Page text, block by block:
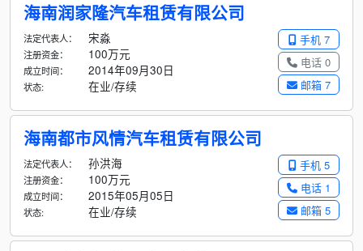
海南润家隆汽车租赁有限公司
手机 7
电话 0
邮箱 7
法定代表人： 宋淼
注册资金： 100万元
成立时间： 2014年09月30日
状态: 在业/存续
海南都市风情汽车租赁有限公司
手机 5
电话 1
邮箱 5
法定代表人： 孙洪海
注册资金： 100万元
成立时间： 2015年05月05日
状态: 在业/存续